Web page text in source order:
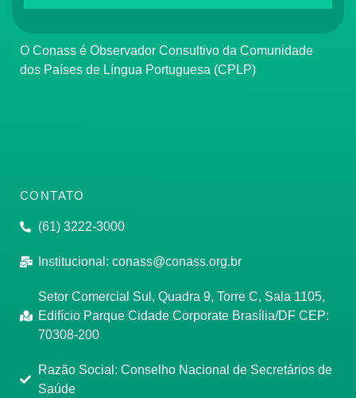
O Conass é Observador Consultivo da Comunidade
dos Países de Língua Portuguesa (CPLP)
CONTATO
(61) 3222-3000
Institucional: conass@conass.org.br
Setor Comercial Sul, Quadra 9, Torre C, Sala 1105,
Edifício Parque Cidade Corporate Brasília/DF CEP:
70308-200
Razão Social: Conselho Nacional de Secretários de
Saúde